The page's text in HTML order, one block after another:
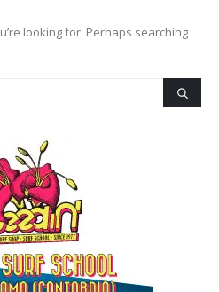
looking for. Perhaps searching